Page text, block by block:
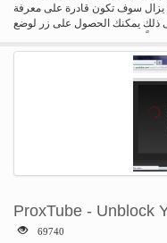
يزال سوف تكون قادرة على معرفة
ذلك يمكنك الحصول على زر لوضع
ProxTube - Unblock
69740